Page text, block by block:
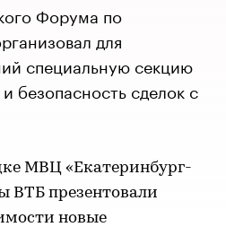
Форума по
для
специальную секцию
безопасность сделок с
МВЦ «Екатеринбург-
ВТБ презентовали
новые